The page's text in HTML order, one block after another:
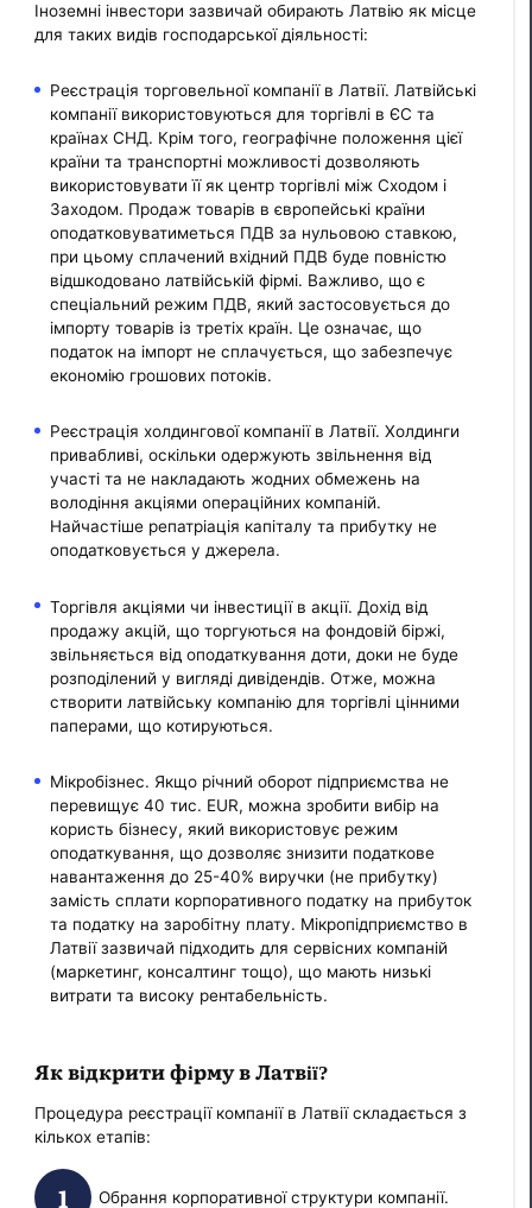
Іноземні інвестори зазвичай обирають Латвію як місце
для таких видів господарської діяльності:
Реєстрація торговельної компанії в Латвії. Латвійські
компанії використовуються для торгівлі в ЄС та
країнах СНД. Крім того, географічне положення цієї
країни та транспортні можливості дозволяють
використовувати її як центр торгівлі між Сходом і
Заходом. Продаж товарів в європейські країни
оподатковуватиметься ПДВ за нульовою ставкою,
при цьому сплачений вхідний ПДВ буде повністю
відшкодовано латвійській фірмі. Важливо, що є
спеціальний режим ПДВ, який застосовується до
імпорту товарів із третіх країн. Це означає, що
податок на імпорт не сплачується, що забезпечує
економію грошових потоків.
Реєстрація холдингової компанії в Латвії. Холдинги
привабливі, оскільки одержують звільнення від
участі та не накладають жодних обмежень на
володіння акціями операційних компаній.
Найчастіше репатріація капіталу та прибутку не
оподатковується у джерела.
Торгівля акціями чи інвестиції в акції. Дохід від
продажу акцій, що торгуються на фондовій біржі,
звільняється від оподаткування доти, доки не буде
розподілений у вигляді дивідендів. Отже, можна
створити латвійську компанію для торгівлі цінними
паперами, що котируються.
Мікробізнес. Якщо річний оборот підприємства не
перевищує 40 тис. EUR, можна зробити вибір на
користь бізнесу, який використовує режим
оподаткування, що дозволяє знизити податкове
навантаження до 25-40% виручки (не прибутку)
замість сплати корпоративного податку на прибуток
та податку на заробітну плату. Мікропідприємство в
Латвії зазвичай підходить для сервісних компаній
(маркетинг, консалтинг тощо), що мають низькі
витрати та високу рентабельність.
Як відкрити фірму в Латвії?
Процедура реєстрації компанії в Латвії складається з
кількох етапів:
Обрання корпоративної структури компанії.